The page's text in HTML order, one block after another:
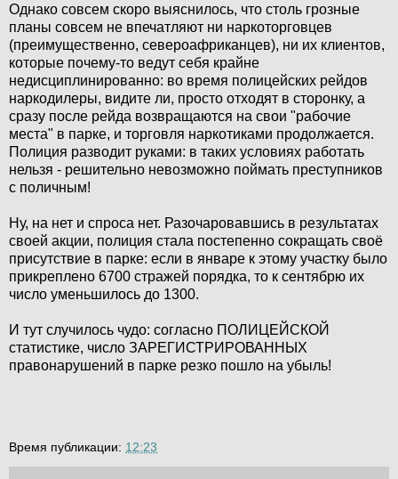
Однако совсем скоро выяснилось, что столь грозные
планы совсем не впечатляют ни наркоторговцев
(преимущественно, североафриканцев), ни их клиентов,
которые почему-то ведут себя крайне
недисциплинированно: во время полицейских рейдов
наркодилеры, видите ли, просто отходят в сторонку, а
сразу после рейда возвращаются на свои "рабочие
места" в парке, и торговля наркотиками продолжается.
Полиция разводит руками: в таких условиях работать
нельзя - решительно невозможно поймать преступников
с поличным!
Ну, на нет и спроса нет. Разочаровавшись в результатах
своей акции, полиция стала постепенно сокращать своё
присутствие в парке: если в январе к этому участку было
прикреплено 6700 стражей порядка, то к сентябрю их
число уменьшилось до 1300.
И тут случилось чудо: согласно ПОЛИЦЕЙСКОЙ
статистике, число ЗАРЕГИСТРИРОВАННЫХ
правонарушений в парке резко пошло на убыль!
Время публикации: 12:23